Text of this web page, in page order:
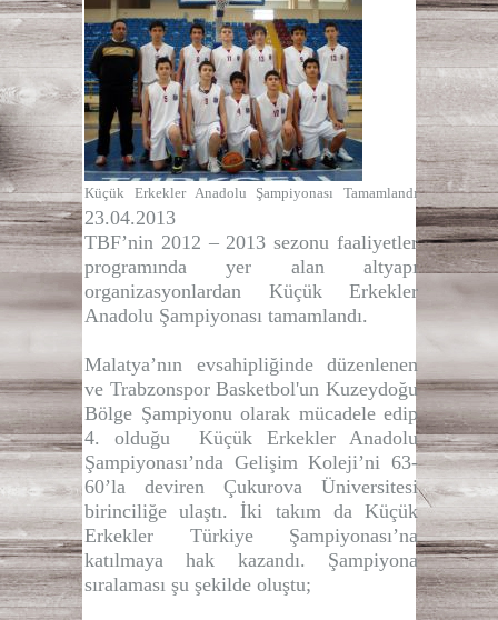
Küçük Erkekler Anadolu Şampiyonası Tamamlandı
23.04.2013
TBF’nin 2012 – 2013 sezonu faaliyetler
programında yer alan altyapı
organizasyonlardan Küçük Erkekler
Anadolu Şampiyonası tamamlandı.
Malatya’nın evsahipliğinde düzenlenen
ve Trabzonspor Basketbol'un Kuzeydoğu
Bölge Şampiyonu olarak mücadele edip
4. olduğu Küçük Erkekler Anadolu
Şampiyonası’nda Gelişim Koleji’ni 63-
60’la deviren Çukurova Üniversitesi
birinciliğe ulaştı. İki takım da Küçük
Erkekler Türkiye Şampiyonası’na
katılmaya hak kazandı. Şampiyona
sıralaması şu şekilde oluştu;